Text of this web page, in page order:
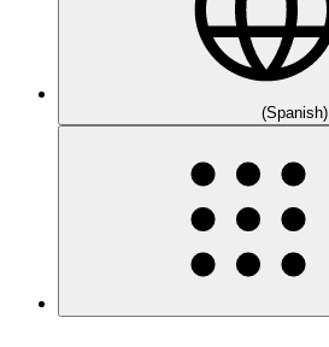
(Spanish)